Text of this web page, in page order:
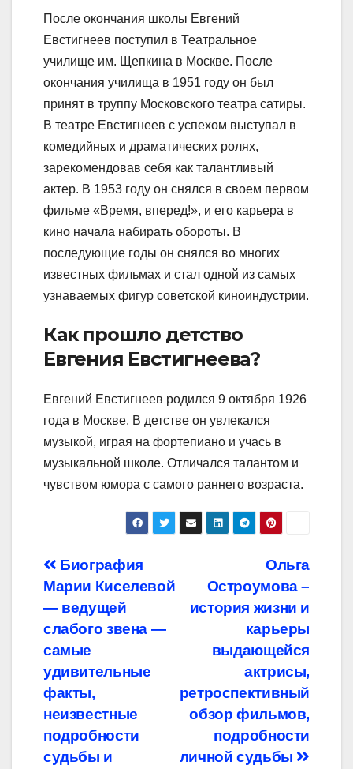
После окончания школы Евгений
Евстигнеев поступил в Театральное
училище им. Щепкина в Москве. После
окончания училища в 1951 году он был
принят в труппу Московского театра сатиры.
В театре Евстигнеев с успехом выступал в
комедийных и драматических ролях,
зарекомендовав себя как талантливый
актер. В 1953 году он снялся в своем первом
фильме «Время, вперед!», и его карьера в
кино начала набирать обороты. В
последующие годы он снялся во многих
известных фильмах и стал одной из самых
узнаваемых фигур советской киноиндустрии.
Как прошло детство
Евгения Евстигнеева?
Евгений Евстигнеев родился 9 октября 1926
года в Москве. В детстве он увлекался
музыкой, играя на фортепиано и учась в
музыкальной школе. Отличался талантом и
чувством юмора с самого раннего возраста.
Навигация
по
записям
Ольга
Остроумова –
история жизни и
карьеры
выдающейся
актрисы,
ретроспективный
обзор фильмов,
подробности
личной судьбы
Биография
Марии Киселевой
— ведущей
слабого звена —
самые
удивительные
факты,
неизвестные
подробности
судьбы и